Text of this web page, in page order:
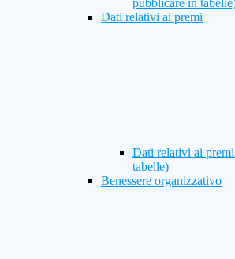
pubblicare in
Dati relativi ai premi
Dati relativi ai
tabelle)
Benessere organizzativo